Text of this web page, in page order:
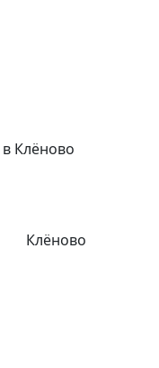
Клёново
Клёново